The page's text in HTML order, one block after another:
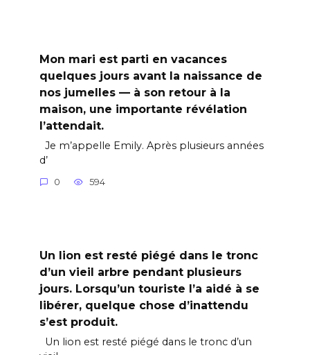
Mon mari est parti en vacances
quelques jours avant la naissance de
nos jumelles — à son retour à la
maison, une importante révélation
l’attendait.
Je m’appelle Emily. Après plusieurs années
d’
0 594
Un lion est resté piégé dans le tronc
d’un vieil arbre pendant plusieurs
jours. Lorsqu’un touriste l’a aidé à se
libérer, quelque chose d’inattendu
s’est produit.
Un lion est resté piégé dans le tronc d’un